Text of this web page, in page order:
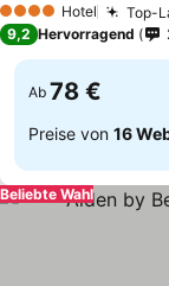
4 Sterne Hotel Top-
9,2 Hervorragend
Ab 78 €
Preise von 16
Beliebte Wahl